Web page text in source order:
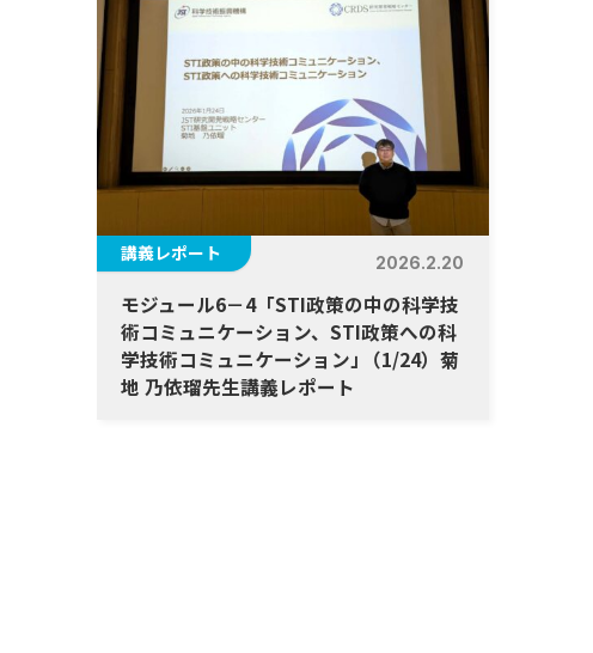
講義レポート 2026.2.20
モジュール6－4「STI政策の中の科学技
術コミュニケーション、STI政策への科
学技術コミュニケーション」
（1/24）菊
地 乃依瑠先生講義レポート